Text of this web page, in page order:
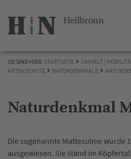
SIE SIND HIER: STARTSEITE UMWELT |
ARTENSCHUTZ
NATURDENKMALE
Naturdenkmal
Die sogenannte Mattesulme wurde
ausgewiesen. Sie stand im